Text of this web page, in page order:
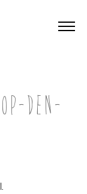
den-